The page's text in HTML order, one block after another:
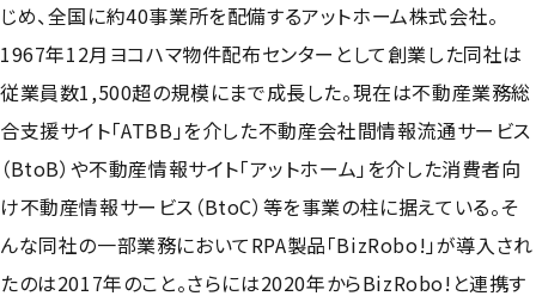
じめ、全国に約40事業所を配備するアットホーム株式会社。
1967年12月ヨコハマ物件配布センターとして創業した同社は
従業員数1,500超の規模にまで成長した。現在は不動産業務総
合支援サイト「ATBB」を介した不動産会社間情報流通サービス
（BtoB）や不動産情報サイト「アットホーム」を介した消費者向
け不動産情報サービス（BtoC）等を事業の柱に据えている。そ
んな同社の一部業務においてRPA製品「BizRobo!」が導入され
たのは2017年のこと。さらには2020年からBizRobo!と連携す